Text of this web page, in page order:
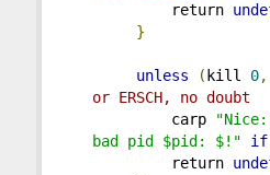
return
}
unless ( kill 0,
or ERSCH, no doubt
carp
bad pid $pid: $!"
if
return